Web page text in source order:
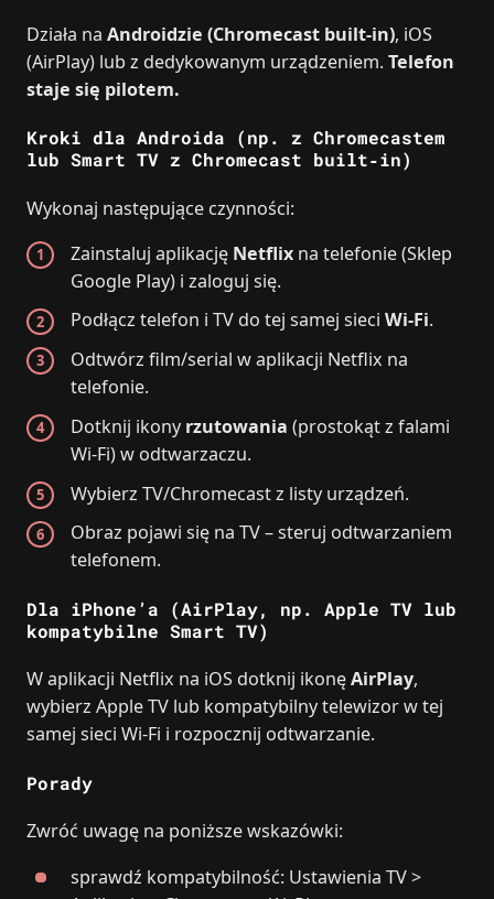
Działa na Androidzie (Chromecast built‑in), iOS
(AirPlay) lub z dedykowanym urządzeniem. Telefon
staje się pilotem.
Kroki dla Androida (np. z Chromecastem
lub Smart TV z Chromecast built‑in)
Wykonaj następujące czynności:
Zainstaluj aplikację Netflix na telefonie (Sklep
Google Play) i zaloguj się.
Podłącz telefon i TV do tej samej sieciWi‑Fi.
Odtwórz film/serial w aplikacji Netflix na
telefonie.
Dotknij ikony rzutowania (prostokąt z falami
Wi‑Fi) w odtwarzaczu.
Wybierz TV/Chromecast z listy urządzeń.
Obraz pojawi się na TV – steruj odtwarzaniem
telefonem.
Dla iPhone’a (AirPlay, np. Apple TV lub
kompatybilne Smart TV)
W aplikacji Netflix na iOS dotknij ikonęAirPlay,
wybierz Apple TV lub kompatybilny telewizor w tej
samej sieci Wi‑Fi i rozpocznij odtwarzanie.
Porady
Zwróć uwagę na poniższe wskazówki:
sprawdź kompatybilność: Ustawienia TV >